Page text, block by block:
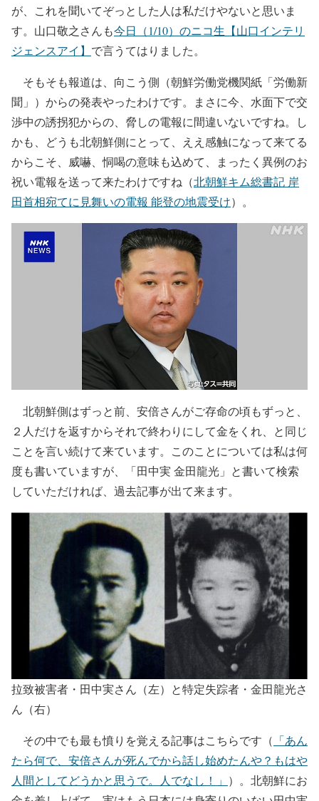
が、これを聞いてぞっとした人は私だけやないと思いま
す。山口敬之さんも今日（1/10）のニコ生【山口インテリ
ジェンスアイ】 で言うてはりました。
そもそも報道は、向こう側（朝鮮労働党機関紙「労働新
聞」）からの発表やったわけです。まさに今、水面下で交
渉中の誘拐犯からの、脅しの電報に間違いないですね。し
かも、どうも北朝鮮側にとって、ええ感触になって来てる
からこそ、威嚇、恫喝の意味も込めて、まったく異例のお
祝い電報を送って来たわけですね（北朝鮮キム総書記 岸
田首相宛てに見舞いの電報 能登の地震受け）。
北朝鮮側はずっと前、安倍さんがご存命の頃もずっと、
２人だけを返すからそれで終わりにして金をくれ、と同じ
ことを言い続けて来ています。このことについては私は何
度も書いていますが、「田中実 金田龍光」と書いて検索
していただければ、過去記事が出て来ます。
拉致被害者・田中実さん（左）と特定失踪者・金田龍光さ
ん（右）
その中でも最も憤りを覚える記事はこちらです（ 「あん
たら何で、安倍さんが死んでから話し始めたんや？もはや
人間としてどうかと思うで。人でなし！」 ）。北朝鮮にお